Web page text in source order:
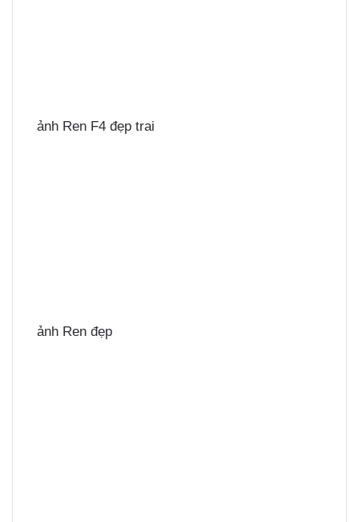
ảnh Ren F4 đẹp trai
ảnh Ren đẹp